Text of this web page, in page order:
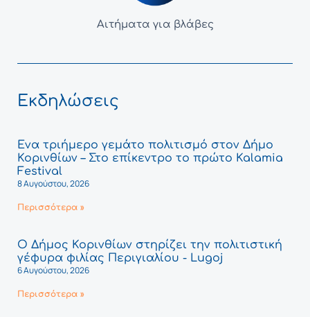
Αιτήματα για βλάβες
Εκδηλώσεις
Ένα τριήμερο γεμάτο πολιτισμό στον Δήμο
Κορινθίων – Στο επίκεντρο το πρώτο Kalamia
Festival
8 Αυγούστου, 2026
Περισσότερα »
Ο Δήμος Κορινθίων στηρίζει την πολιτιστική
γέφυρα φιλίας Περιγιαλίου - Lugoj
6 Αυγούστου, 2026
Περισσότερα »